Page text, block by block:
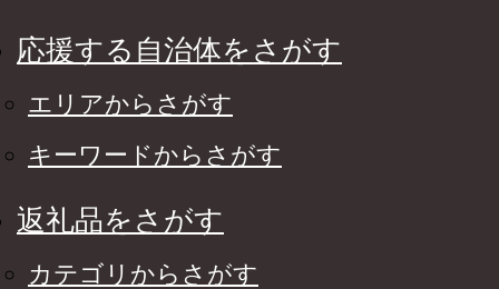
応援する自治体をさがす
エリアからさがす
キーワードからさがす
返礼品をさがす
カテゴリからさがす